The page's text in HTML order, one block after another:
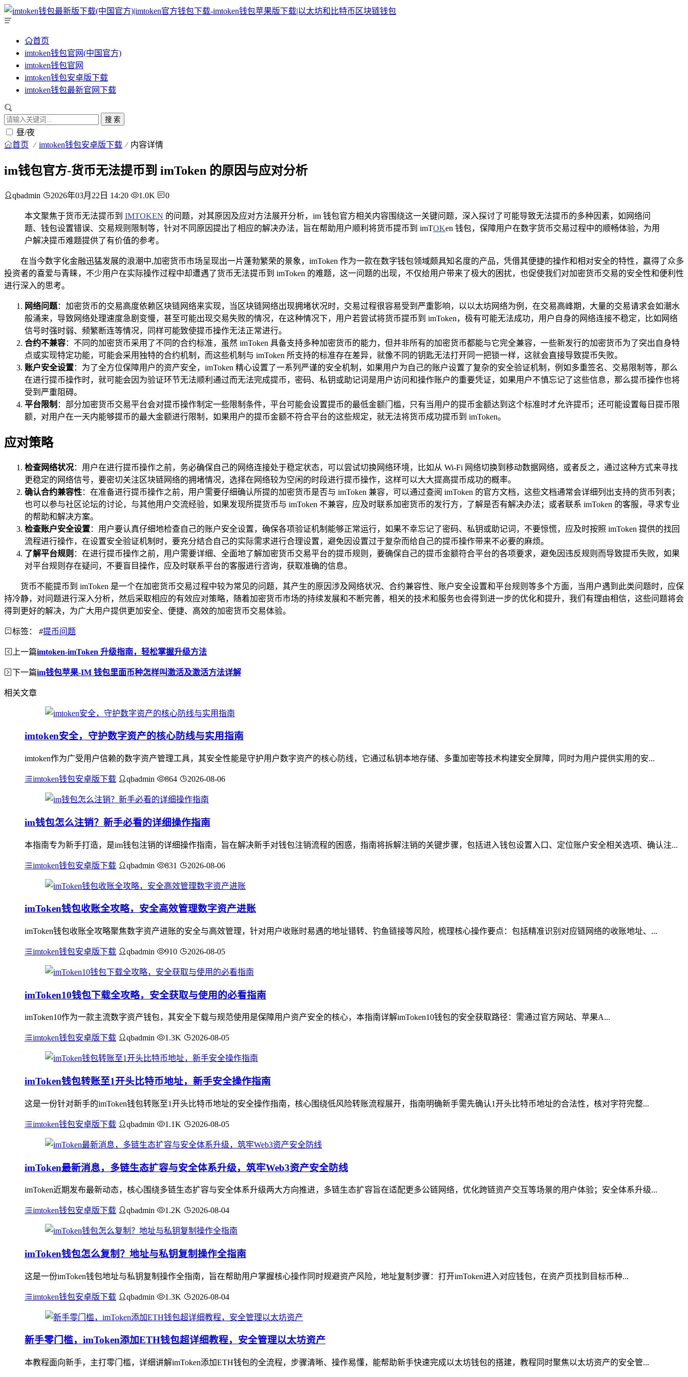
首页
imtoken钱包官网(中国官方)
imtoken钱包官网
imtoken钱包安卓版下载
imtoken钱包最新官网下载
搜 索
昼/夜
首页 imtoken钱包安卓版下载 内容详情
im钱包官方-货币无法提币到 imToken 的原因与应对分析
qbadmin 2026年03月22日 14:20 1.0K 0
本文聚焦于货币无法提币到 IMTOKEN 的问题，对其原因及应对方法展开分析，im 钱包官方相关内容围绕这一关键问题，深入探讨了可能导致无法提币的多种因素，如网络问
题、钱包设置错误、交易规则限制等，针对不同原因提出了相应的解决办法，旨在帮助用户顺利将货币提币到 imTOKen 钱包，保障用户在数字货币交易过程中的顺畅体验，为用
户解决提币难题提供了有价值的参考。
在当今数字化金融迅猛发展的浪潮中,加密货币市场呈现出一片蓬勃繁荣的景象，imToken 作为一款在数字钱包领域颇具知名度的产品，凭借其便捷的操作和相对安全的特性，赢得了众多
投资者的喜爱与青睐，不少用户在实际操作过程中却遭遇了货币无法提币到 imToken 的难题，这一问题的出现，不仅给用户带来了极大的困扰，也促使我们对加密货币交易的安全性和便利性
进行深入的思考。
网络问题：加密货币的交易高度依赖区块链网络来实现，当区块链网络出现拥堵状况时，交易过程很容易受到严重影响，以以太坊网络为例，在交易高峰期，大量的交易请求会如潮水
般涌来，导致网络处理速度急剧变慢，甚至可能出现交易失败的情况，在这种情况下，用户若尝试将货币提币到 imToken，极有可能无法成功，用户自身的网络连接不稳定，比如网络
信号时强时弱、频繁断连等情况，同样可能致使提币操作无法正常进行。
合约不兼容：不同的加密货币采用了不同的合约标准，虽然 imToken 具备支持多种加密货币的能力，但并非所有的加密货币都能与它完全兼容，一些新发行的加密货币为了突出自身特
点或实现特定功能，可能会采用独特的合约机制，而这些机制与 imToken 所支持的标准存在差异，就像不同的钥匙无法打开同一把锁一样，这就会直接导致提币失败。
账户安全设置：为了全方位保障用户的资产安全，imToken 精心设置了一系列严谨的安全机制，如果用户为自己的账户设置了复杂的安全验证机制，例如多重签名、交易限制等，那么
在进行提币操作时，就可能会因为验证环节无法顺利通过而无法完成提币，密码、私钥或助记词是用户访问和操作账户的重要凭证，如果用户不慎忘记了这些信息，那么提币操作也将
受到严重阻碍。
平台限制 ：部分加密货币交易平台会对提币操作制定一些限制条件，平台可能会设置提币的最低金额门槛，只有当用户的提币金额达到这个标准时才允许提币；还可能设置每日提币限
额，对用户在一天内能够提币的最大金额进行限制，如果用户的提币金额不符合平台的这些规定，就无法将货币成功提币到 imToken。
应对策略
检查网络状况：用户在进行提币操作之前，务必确保自己的网络连接处于稳定状态，可以尝试切换网络环境，比如从 Wi-Fi 网络切换到移动数据网络，或者反之，通过这种方式来寻找
更稳定的网络信号，要密切关注区块链网络的拥堵情况，选择在网络较为空闲的时段进行提币操作，这样可以大大提高提币成功的概率。
确认合约兼容性：在准备进行提币操作之前，用户需要仔细确认所提的加密货币是否与 imToken 兼容，可以通过查阅 imToken 的官方文档，这些文档通常会详细列出支持的货币列表；
也可以参与社区论坛的讨论，与其他用户交流经验，如果发现所提货币与 imToken 不兼容，应及时联系加密货币的发行方，了解是否有解决办法；或者联系 imToken 的客服，寻求专业
的帮助和解决方案。
检查账户安全设置：用户要认真仔细地检查自己的账户安全设置，确保各项验证机制能够正常运行，如果不幸忘记了密码、私钥或助记词，不要惊慌，应及时按照 imToken 提供的找回
流程进行操作，在设置安全验证机制时，要充分结合自己的实际需求进行合理设置，避免因设置过于复杂而给自己的提币操作带来不必要的麻烦。
了解平台规则 ：在进行提币操作之前，用户需要详细、全面地了解加密货币交易平台的提币规则，要确保自己的提币金额符合平台的各项要求，避免因违反规则而导致提币失败，如果
对平台规则存在疑问，不要盲目操作，应及时联系平台的客服进行咨询，获取准确的信息。
货币不能提币到 imToken 是一个在加密货币交易过程中较为常见的问题，其产生的原因涉及网络状况、合约兼容性、账户安全设置和平台规则等多个方面，当用户遇到此类问题时，应保
持冷静，对问题进行深入分析，然后采取相应的有效应对策略，随着加密货币市场的持续发展和不断完善，相关的技术和服务也会得到进一步的优化和提升，我们有理由相信，这些问题将会
得到更好的解决，为广大用户提供更加安全、便捷、高效的加密货币交易体验。
标签： #提币问题
上一篇imtoken-imToken 升级指南，轻松掌握升级方法
下一篇im钱包苹果-IM 钱包里面币种怎样叫激活及激活方法详解
相关文章
imtoken安全，守护数字资产的核心防线与实用指南
imtoken作为广受用户信赖的数字资产管理工具，其安全性能是守护用户数字资产的核心防线，它通过私钥本地存储、多重加密等技术构建安全屏障，同时为用户提供实用的安...
imtoken钱包安卓版下载 qbadmin 864 2026-08-06
im钱包怎么注销？新手必看的详细操作指南
本指南专为新手打造，是im钱包注销的详细操作指南，旨在解决新手对钱包注销流程的困惑，指南将拆解注销的关键步骤，包括进入钱包设置入口、定位账户安全相关选项、确认注...
imtoken钱包安卓版下载 qbadmin 831 2026-08-06
imToken钱包收账全攻略，安全高效管理数字资产进账
imToken钱包收账全攻略聚焦数字资产进账的安全与高效管理，针对用户收账时易遇的地址错转、钓鱼链接等风险，梳理核心操作要点：包括精准识别对应链网络的收账地址、...
imtoken钱包安卓版下载 qbadmin 910 2026-08-05
imToken10钱包下载全攻略，安全获取与使用的必看指南
imToken10作为一款主流数字资产钱包，其安全下载与规范使用是保障用户资产安全的核心，本指南详解imToken10钱包的安全获取路径：需通过官方网站、苹果A...
imtoken钱包安卓版下载 qbadmin 1.3K 2026-08-05
imToken钱包转账至1开头比特币地址，新手安全操作指南
这是一份针对新手的imToken钱包转账至1开头比特币地址的安全操作指南，核心围绕低风险转账流程展开，指南明确新手需先确认1开头比特币地址的合法性，核对字符完整...
imtoken钱包安卓版下载 qbadmin 1.1K 2026-08-05
imToken最新消息，多链生态扩容与安全体系升级，筑牢Web3资产安全防线
imToken近期发布最新动态，核心围绕多链生态扩容与安全体系升级两大方向推进，多链生态扩容旨在适配更多公链网络，优化跨链资产交互等场景的用户体验；安全体系升级...
imtoken钱包安卓版下载 qbadmin 1.2K 2026-08-04
imToken钱包怎么复制？地址与私钥复制操作全指南
这是一份imToken钱包地址与私钥复制操作全指南，旨在帮助用户掌握核心操作同时规避资产风险，地址复制步骤：打开imToken进入对应钱包，在资产页找到目标币种...
imtoken钱包安卓版下载 qbadmin 1.3K 2026-08-04
新手零门槛，imToken添加ETH钱包超详细教程，安全管理以太坊资产
本教程面向新手，主打零门槛，详细讲解imToken添加ETH钱包的全流程，步骤清晰、操作易懂，能帮助新手快速完成以太坊钱包的搭建，教程同时聚焦以太坊资产的安全管...